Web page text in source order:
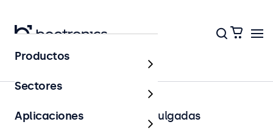
Página principal
Monitores HDMI de 7 a 32 pulgadas
Productos
Sectores
Aplicaciones